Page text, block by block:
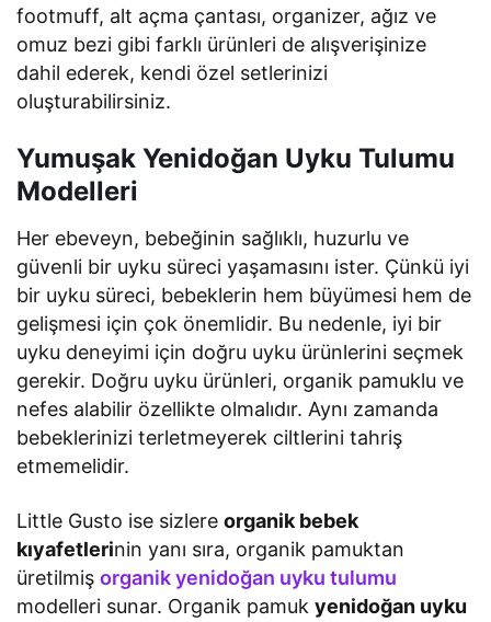
footmuff, alt açma çantası, organizer, ağız ve
omuz bezi gibi farklı ürünleri de alışverişinize
dahil ederek, kendi özel setlerinizi
oluşturabilirsiniz.
Yumuşak Yenidoğan Uyku Tulumu
Modelleri
Her ebeveyn, bebeğinin sağlıklı, huzurlu ve
güvenli bir uyku süreci yaşamasını ister. Çünkü iyi
bir uyku süreci, bebeklerin hem büyümesi hem de
gelişmesi için çok önemlidir. Bu nedenle, iyi bir
uyku deneyimi için doğru uyku ürünlerini seçmek
gerekir. Doğru uyku ürünleri, organik pamuklu ve
nefes alabilir özellikte olmalıdır. Aynı zamanda
bebeklerinizi terletmeyerek ciltlerini tahriş
etmemelidir.
Little Gusto ise sizlereorganik bebek
kıyafetlerinin yanı sıra, organik pamuktan
üretilmişorganik yenidoğan uyku tulumu
modelleri sunar. Organik pamukyenidoğan uyku